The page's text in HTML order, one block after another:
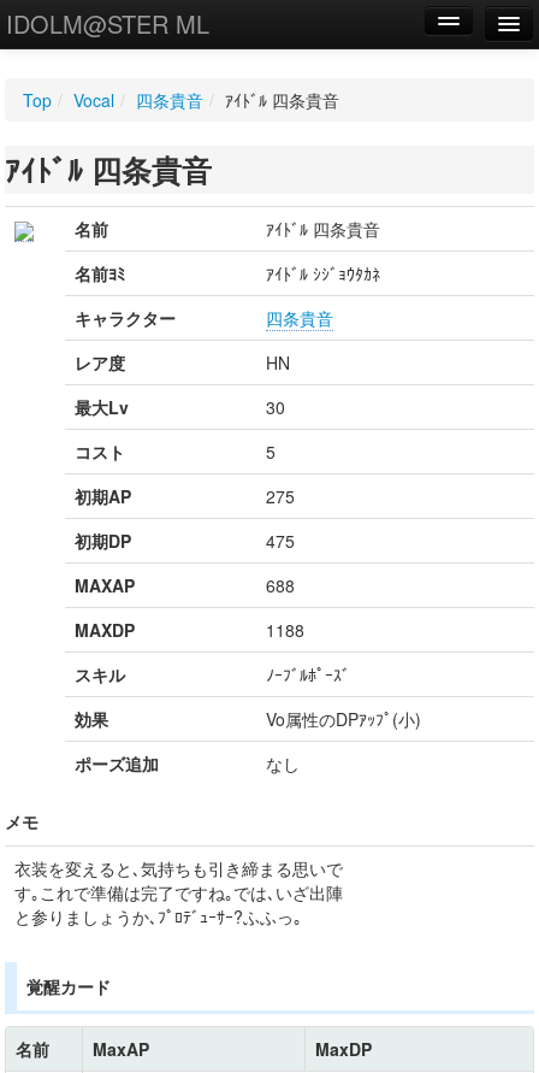
IDOLM@STER ML
WIKI
設定
Top / Vocal / 四条貴音 / ｱｲﾄﾞﾙ 四条貴音
ｱｲﾄﾞﾙ 四条貴音
名前
ｱｲﾄﾞﾙ 四条貴音
名前ﾖﾐ
ｱｲﾄﾞﾙ ｼｼﾞｮｳﾀｶﾈ
キャラクター
四条貴音
レア度
HN
最大Lv
30
コスト
5
初期AP
275
初期DP
475
MAXAP
688
MAXDP
1188
スキル
ﾉｰﾌﾞﾙﾎﾟｰｽﾞ
効果
Vo属性のDPｱｯﾌﾟ(小)
ポーズ追加
なし
メモ
衣装を変えると､気持ちも引き締まる思いで
す｡これで準備は完了ですね｡では､いざ出陣
と参りましょうか､ﾌﾟﾛﾃﾞｭｰｻｰ?ふふっ｡
覚醒カード
名前 MaxAP
MaxDP